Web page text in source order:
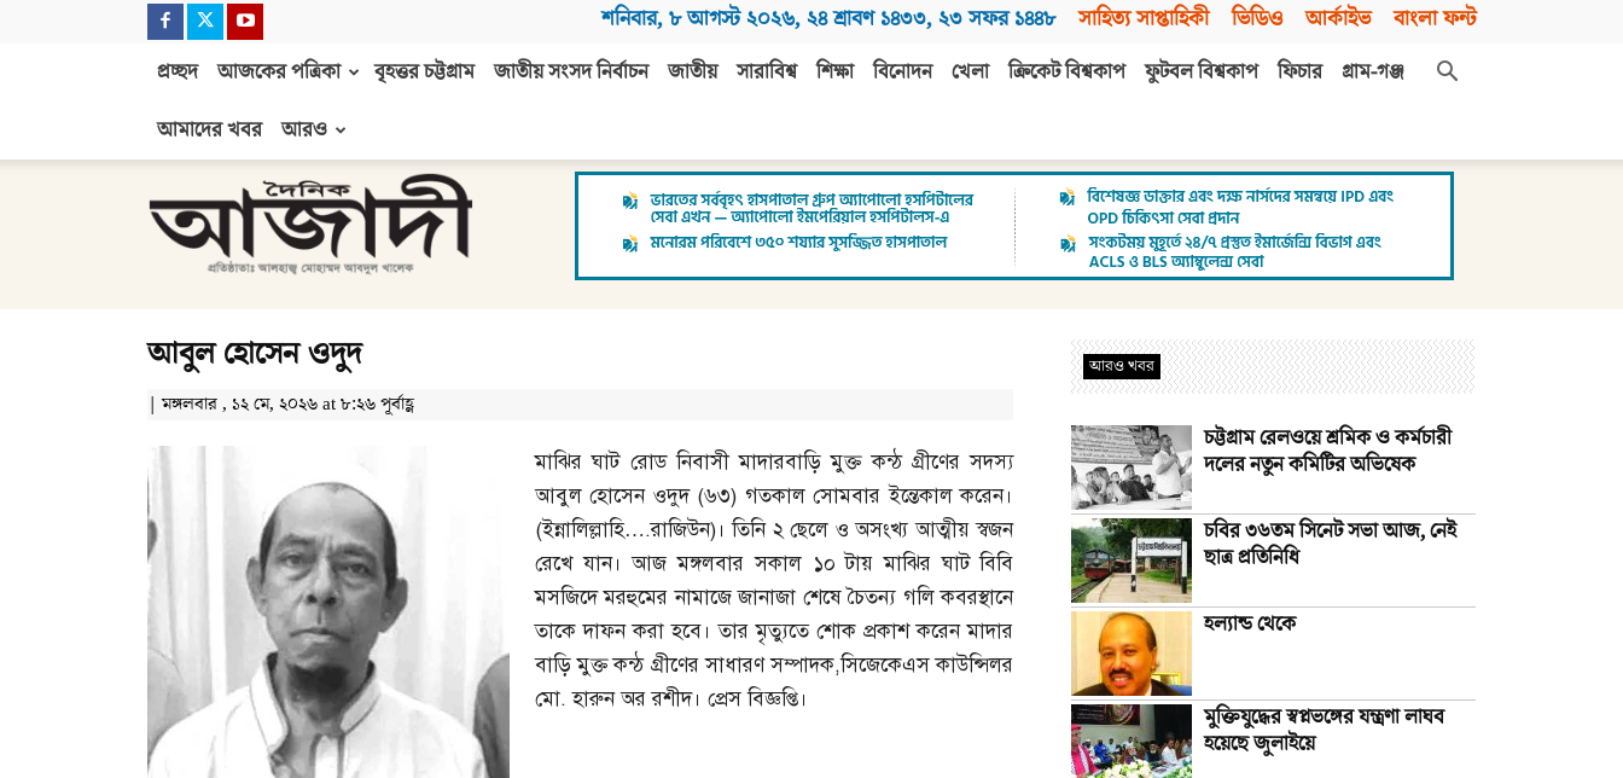
শনিবার, ৮ আগস্ট ২০২৬, ২৪ শ্রাবণ ১৪৩৩, ২৩ সফর ১৪৪৮ সাহিত্য সাপ্তাহিকী ভিডিও আর্কাইভ বাংলা ফন্ট
প্রচ্ছদ আজকের পত্রিকা বৃহত্তর চট্টগ্রাম জাতীয় সংসদ নির্বাচন জাতীয় সারাবিশ্ব শিক্ষা বিনোদন খেলা ক্রিকেট বিশ্বকাপ ফুটবল বিশ্বকাপ ফিচার
গ্রাম-গঞ্জ
আমাদের খবর
আরও
আজাদী
আবুল হোসেন ওদুদ
| মঙ্গলবার , ১২ মে, ২০২৬ at ৮:২৬ পূর্বাহ্ণ
মাঝির ঘাট রোড নিবাসী মাদারবাড়ি মুক্ত কন্ঠ গ্রীণের সদস্য
আবুল হোসেন ওদুদ (৬৩) গতকাল সোমবার ইন্তেকাল করেন।
(ইন্নালিল্লাহি….রাজিউন)। তিনি ২ ছেলে ও অসংখ্য আত্মীয় স্বজন
রেখে যান। আজ মঙ্গলবার সকাল ১০ টায় মাঝির ঘাট বিবি
মসজিদে মরহুমের নামাজে জানাজা শেষে চৈতন্য গলি কবরস্থানে
তাকে দাফন করা হবে। তার মৃত্যুতে শোক প্রকাশ করেন মাদার
বাড়ি মুক্ত কন্ঠ গ্রীণের সাধারণ সম্পাদক,সিজেকেএস কাউন্সিলর
মো.হারুন অর রশীদ। প্রেস বিজ্ঞপ্তি।
আরও খবর
চট্টগ্রাম রেলওয়ে শ্রমিক ও কর্মচারী
দলের নতুন কমিটির অভিষেক
চবির ৩৬তম সিনেট সভা আজ, নেই
ছাত্র প্রতিনিধি
হল্যান্ড থেকে
মুক্তিযুদ্ধের স্বপ্নভঙ্গের যন্ত্রণা লাঘব
হয়েছে জুলাইয়ে